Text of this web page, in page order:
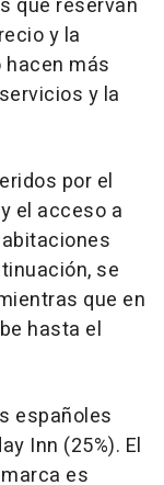
que reservan
y la
más
y la
por el
el acceso a
se
que en
hasta el
españoles
Inn (25%). El
es